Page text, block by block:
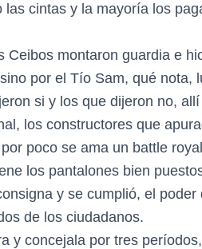
cintas y la mayoría los
montaron guardia e
por el Tío Sam, qué nota,
si y los que dijeron no,
los constructores que
poco se ama un battle
los pantalones bien
y se cumplió, el poder
de los ciudadanos.
y concejala por tres